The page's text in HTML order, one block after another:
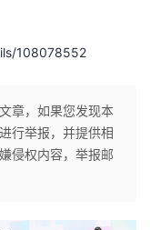
108078552
章，如果您发现本
行举报，并提供相
侵权内容，举报邮